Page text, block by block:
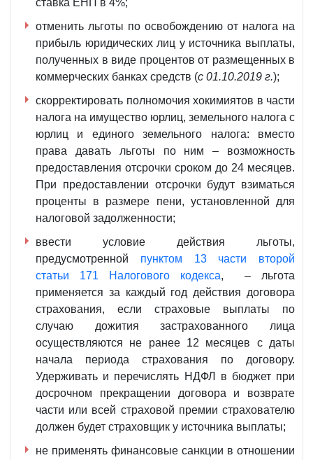
отменить льготы по освобождению от налога на
прибыль юридических лиц у источника выплаты,
полученных в виде процентов от размещенных в
коммерческих банках средств (с 01.10.2019 г.);
скорректировать полномочия хокимиятов в части
налога на имущество юрлиц, земельного налога с
юрлиц и единого земельного налога: вместо
права давать льготы по ним – возможность
предоставления отсрочки сроком до 24 месяцев.
При предоставлении отсрочки будут взиматься
проценты в размере пени, установленной для
налоговой задолженности;
ввести условие действия льготы,
предусмотренной пунктом 13 части второй
статьи 171 Налогового кодекса, – льгота
применяется за каждый год действия договора
страхования, если страховые выплаты по
случаю дожития застрахованного лица
осуществляются не ранее 12 месяцев с даты
начала периода страхования по договору.
Удерживать и перечислять НДФЛ в бюджет при
досрочном прекращении договора и возврате
части или всей страховой премии страхователю
должен будет страховщик у источника выплаты;
не применять финансовые санкции в отношении